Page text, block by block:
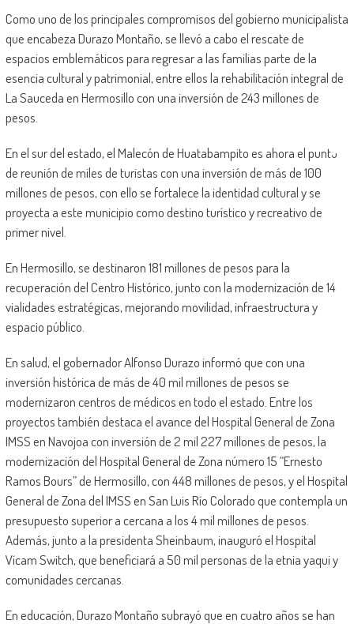
Como uno de los principales compromisos del gobierno municipalista
que encabeza Durazo Montaño, se llevó a cabo el rescate de
espacios emblemáticos para regresar a las familias parte de la
esencia cultural y patrimonial, entre ellos la rehabilitación integral de
La Sauceda en Hermosillo con una inversión de 243 millones de
pesos.
En el sur del estado, el Malecón de Huatabampito es ahora el punto
de reunión de miles de turistas con una inversión de más de 100
millones de pesos, con ello se fortalece la identidad cultural y se
proyecta a este municipio como destino turístico y recreativo de
primer nivel.
En Hermosillo, se destinaron 181 millones de pesos para la
recuperación del Centro Histórico, junto con la modernización de 14
vialidades estratégicas, mejorando movilidad, infraestructura y
espacio público.
En salud, el gobernador Alfonso Durazo informó que con una
inversión histórica de más de 40 mil millones de pesos se
modernizaron centros de médicos en todo el estado. Entre los
proyectos también destaca el avance del Hospital General de Zona
IMSS en Navojoa con inversión de 2 mil 227 millones de pesos, la
modernización del Hospital General de Zona número 15 “Ernesto
Ramos Bours” de Hermosillo, con 448 millones de pesos, y el Hospital
General de Zona del IMSS en San Luis Río Colorado que contempla un
presupuesto superior a cercana a los 4 mil millones de pesos.
Además, junto a la presidenta Sheinbaum, inauguró el Hospital
Vícam Switch, que beneficiará a 50 mil personas de la etnia yaqui y
comunidades cercanas.
En educación, Durazo Montaño subrayó que en cuatro años se han